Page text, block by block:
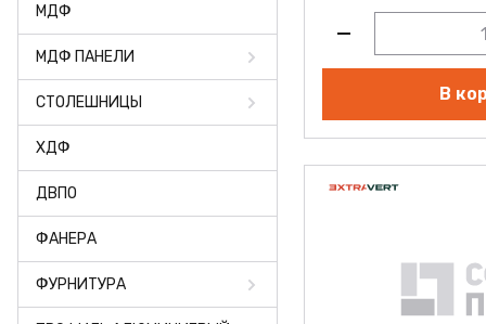
РАСПРОДАЖА
НОВИНКИ
МДФ
МДФ ПАНЕЛИ
СТОЛЕШНИЦЫ
ХДФ
ДВПО
ФАНЕРА
ФУРНИТУРА
В